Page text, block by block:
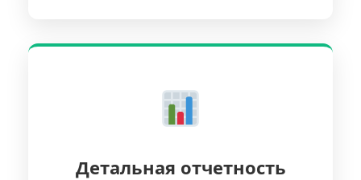
Детальная отчетность